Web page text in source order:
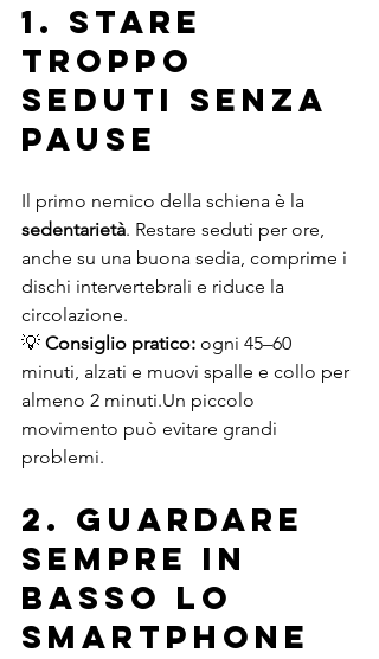
1. Stare
troppo
seduti senza
pause
Il primo nemico della schiena è la
sedentarietà. Restare seduti per ore,
anche su una buona sedia, comprime i
dischi intervertebrali e riduce la
circolazione.
💡 Consiglio pratico: ogni 45–60
minuti, alzati e muovi spalle e collo per
almeno 2 minuti.Un piccolo
movimento può evitare grandi
problemi.
2. Guardare
sempre in
basso lo
smartphone